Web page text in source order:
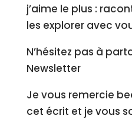
j’aime le plus :
les explorer avec
N’hésitez pas à
Newsletter
Je vous remercie
cet écrit et je vous